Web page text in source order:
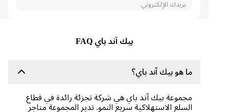
بريدك الإلكتروني.
بيك آند باي FAQ
ما هو بيك آند باي؟
مجموعة بيك آند باي هي شركة تجزئة رائدة في قطاع
السلع الاستهلاكية سريع النمو. تدير المجموعة متاجر